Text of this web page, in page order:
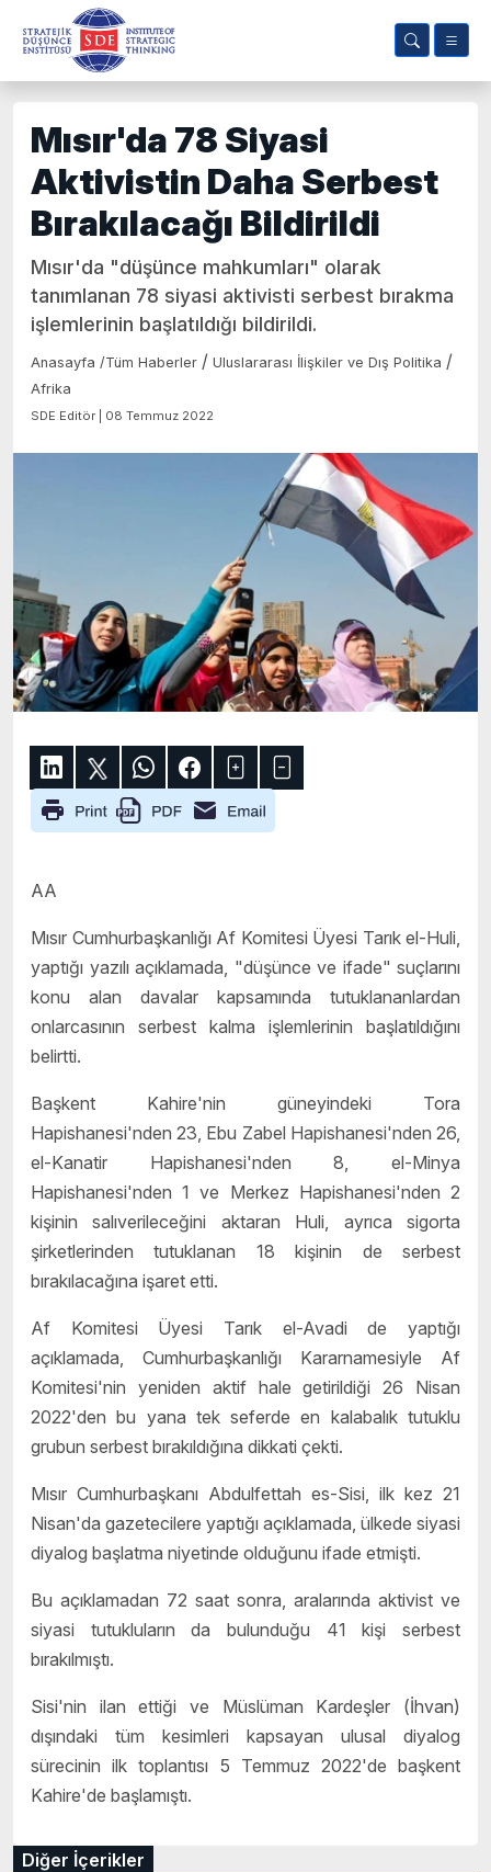
Mısır'da 78 Siyasi
Aktivistin Daha Serbest
Bırakılacağı Bildirildi
Mısır'da "düşünce mahkumları" olarak
tanımlanan 78 siyasi aktivisti serbest bırakma
işlemlerinin başlatıldığı bildirildi.
Anasayfa /Tüm Haberler / Uluslararası İlişkiler ve Dış Politika /
Afrika
SDE Editör | 08 Temmuz 2022
AA
Mısır Cumhurbaşkanlığı Af Komitesi Üyesi Tarık el-Huli,
yaptığı yazılı açıklamada, "düşünce ve ifade" suçlarını
konu alan davalar kapsamında tutuklananlardan
onlarcasının serbest kalma işlemlerinin başlatıldığını
belirtti.
Başkent Kahire'nin güneyindeki Tora
Hapishanesi'nden 23, Ebu Zabel Hapishanesi'nden 26,
el-Kanatir Hapishanesi'nden 8, el-Minya
Hapishanesi'nden 1 ve Merkez Hapishanesi'nden 2
kişinin salıverileceğini aktaran Huli, ayrıca sigorta
şirketlerinden tutuklanan 18 kişinin de serbest
bırakılacağına işaret etti.
Af Komitesi Üyesi Tarık el-Avadi de yaptığı
açıklamada, Cumhurbaşkanlığı Kararnamesiyle Af
Komitesi'nin yeniden aktif hale getirildiği 26 Nisan
2022'den bu yana tek seferde en kalabalık tutuklu
grubun serbest bırakıldığına dikkati çekti.
Mısır Cumhurbaşkanı Abdulfettah es-Sisi, ilk kez 21
Nisan'da gazetecilere yaptığı açıklamada, ülkede siyasi
diyalog başlatma niyetinde olduğunu ifade etmişti.
Bu açıklamadan 72 saat sonra, aralarında aktivist ve
siyasi tutukluların da bulunduğu 41 kişi serbest
bırakılmıştı.
Sisi'nin ilan ettiği ve Müslüman Kardeşler (İhvan)
dışındaki tüm kesimleri kapsayan ulusal diyalog
sürecinin ilk toplantısı 5 Temmuz 2022'de başkent
Kahire'de başlamıştı.
Diğer İçerikler